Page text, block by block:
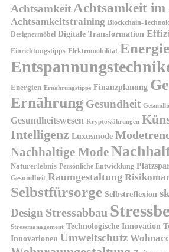
AchtsamkeitAchtsamkeit
Achtsamkeitstraining Blockchain-
Designermöbel Digitale Transformation
Einrichtungstipps Elektromobilität
Energien Ernährungstipps Finanzplanung
Ernährung Gesundheit
Gesundheitswesen Kryptowährungen
Intelligenz Luxusmode
Nachhaltige Mode
Naturerlebnis Persönliche Entwicklung
Gesundheit Raumgestaltung
Selbstfürsorge Selbstreflexion
Design Stressabbau
Stressmanagement Technologische Innovation
Innovationen Umweltschutz